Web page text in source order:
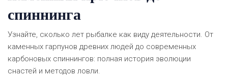
спиннинга
Узнайте, сколько лет рыбалке как виду деятельности. От
каменных гарпунов древних людей до современных
карбоновых спиннингов: полная история эволюции
снастей и методов ловли.